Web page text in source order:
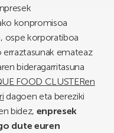
konpromisoa
ospe korporatiboa
erraztasunak emateaz
bideragarritasuna
FOOD CLUSTERen
dagoen eta bereziki
bidez, enpresek
dute euren